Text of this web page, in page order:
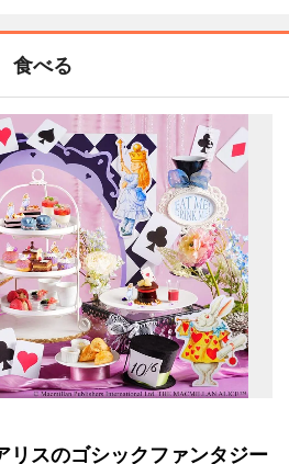
食べる
リスのゴシックファンタジー